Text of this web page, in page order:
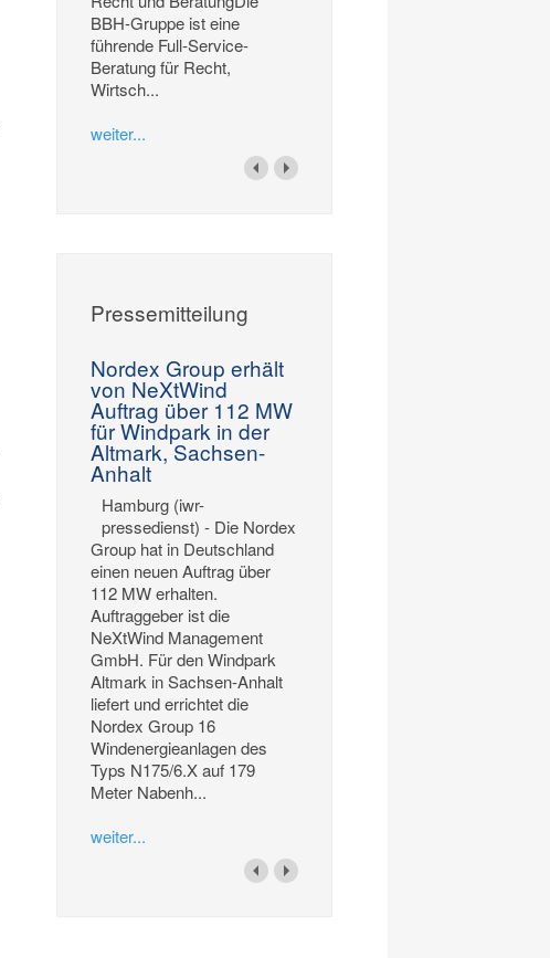
BBH-Gruppe ist eine
führende Full-Service-
Beratung für Recht,
Wirtsch...
weiter...
Pressemitteilung
Nordex Group erhält
von NeXtWind
Auftrag über 112 MW
für Windpark in der
Altmark, Sachsen-
Anhalt
Hamburg (iwr-
pressedienst) - Die Nordex
Group hat in Deutschland
einen neuen Auftrag über
112 MW erhalten.
Auftraggeber ist die
NeXtWind Management
GmbH. Für den Windpark
Altmark in Sachsen‑Anhalt
liefert und errichtet die
Nordex Group 16
Windenergieanlagen des
Typs N175/6.X auf 179
Meter Nabenh...
weiter...